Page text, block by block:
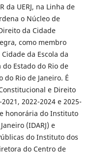
da UERJ, na Linha de
o Núcleo de
da Cidade
como membro
da Escola da
Estado do Rio de
Rio de Janeiro. É
e Direito
2022-2024 e 2025-
honorária do Instituto
(IDARJ) e
do Instituto dos
do Centro de